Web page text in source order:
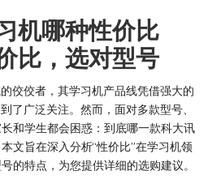
机哪种性价比
比，选对型号
佼佼者，其学习机产品线凭借强大的
了广泛关注。然而，面对多款型号、
和学生都会困惑：到底哪一款科大讯
文旨在深入分析“性价比”在学习机领
的特点，为您提供详细的选购建议。